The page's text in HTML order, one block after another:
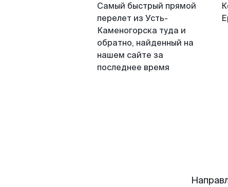
Самый быстрый прямой
перелет из Усть-
Каменогорска туда и
обратно, найденный на
нашем сайте за
последнее время